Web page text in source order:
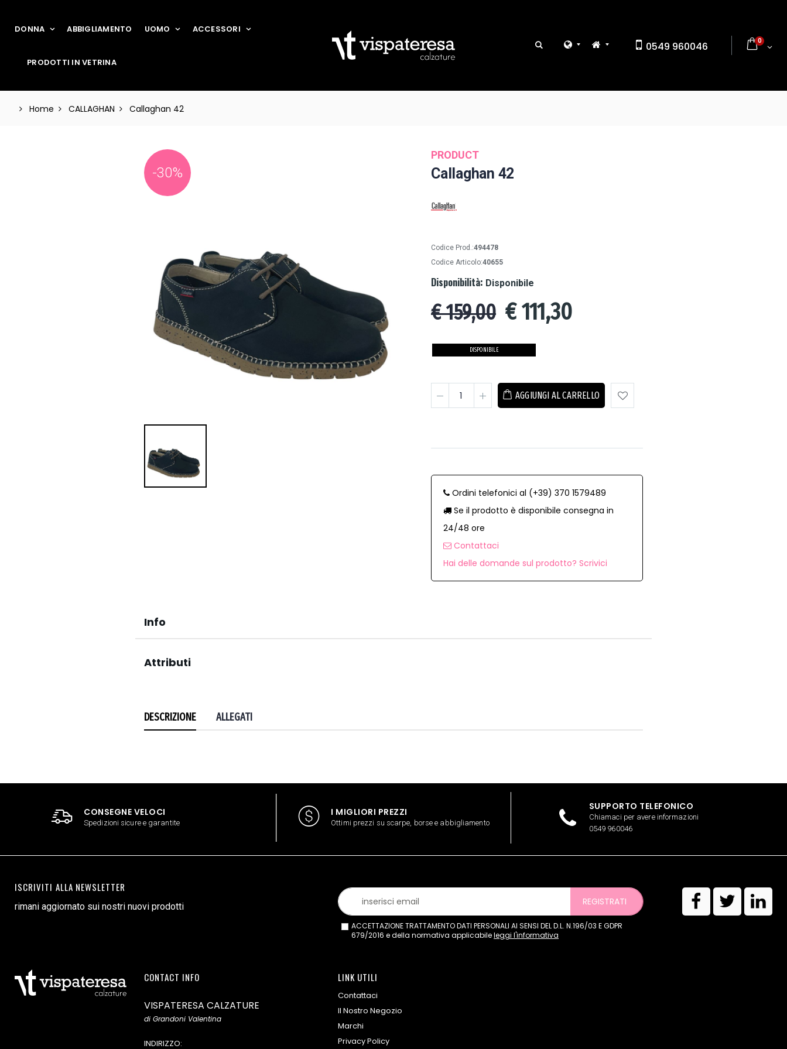
DONNA ABBIGLIAMENTO UOMO ACCESSORI
PRODOTTI IN VETRINA
0549 960046 0
Home CALLAGHAN Callaghan 42
-30%
PRODUCT
Callaghan 42
Codice Prod.:494478
Codice Articolo:40655
Disponibilità: Disponibile
€ 159,00 €111,30
DISPONIBILE
AGGIUNGI AL CARRELLO
Ordini telefonici al (+39) 370 1579489
Se il prodotto è disponibile consegna in
24/48 ore
Contattaci
Hai delle domande sul prodotto? Scrivici
Info
Attributi
DESCRIZIONE ALLEGATI
CONSEGNE VELOCI
Spedizioni sicure e garantite
I MIGLIORI PREZZI
Ottimi prezzi su scarpe, borse e abbigliamento
SUPPORTO TELEFONICO
Chiamaci per avere informazioni
0549 960046
ISCRIVITI ALLA NEWSLETTER
rimani aggiornato sui nostri nuovi prodotti REGISTRATI
ACCETTAZIONE TRATTAMENTO DATI PERSONALI AI SENSI DEL D.L. N.196/03 E GDPR
679/2016 e della normativa applicabileleggi l'informativa
CONTACT INFO
VISPATERESA CALZATURE
di Grandoni Valentina
INDIRIZZO:
LINK UTILI
Contattaci
Il Nostro Negozio
Marchi
Privacy Policy